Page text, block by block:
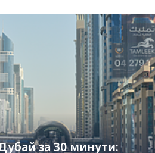
за 30 минути: